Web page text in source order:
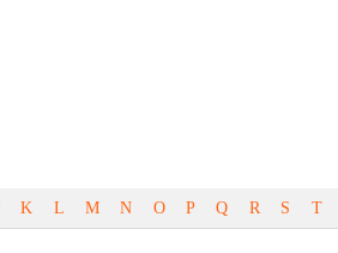
K L M N O P Q R S T